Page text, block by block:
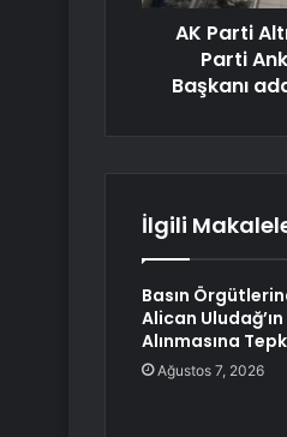
AK Parti
Parti
Başkanı
İlgili
Basın
Alican
Alınmasına
Ağustos 7, 2026